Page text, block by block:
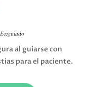
al guiarse con
para el paciente.